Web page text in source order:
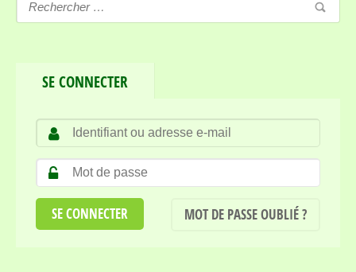
SE CONNECTER
MOT DE PASSE OUBLIÉ ?